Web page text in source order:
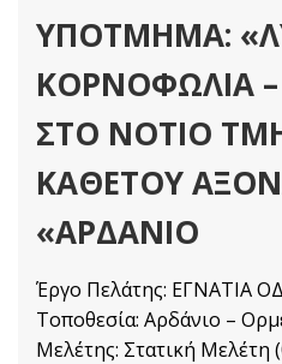
ΥΠΟΤΜΗΜΑ:
ΚΟΡΝΟΦΩΛΙΑ
ΣΤΟ ΝΟΤΙΟ
ΚΑΘΕΤΟΥ
«ΑΡΔΑΝΙΟ
Έργο Πελάτης: ΕΓΝΑΤΙΑ
Τοποθεσία: Αρδάνιο –
Μελέτης: Στατική Μελέτη